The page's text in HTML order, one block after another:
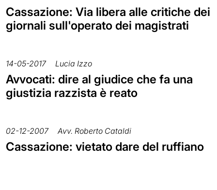
Cassazione: Via libera alle critiche dei
giornali sull'operato dei magistrati
14-05-2017 Lucia Izzo
Avvocati: dire al giudice che fa una
giustizia razzista è reato
02-12-2007 Avv. Roberto Cataldi
Cassazione: vietato dare del ruffiano